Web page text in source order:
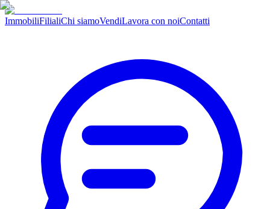
ImmobiliFilialiChi siamoVendiLavora con noiContatti